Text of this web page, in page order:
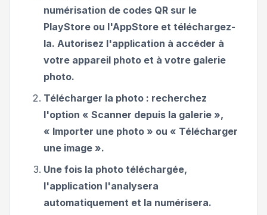
numérisation de codes QR sur le
PlayStore ou l'AppStore et téléchargez-
la. Autorisez l'application à accéder à
votre appareil photo et à votre galerie
photo.
Télécharger la photo : recherchez
l'option « Scanner depuis la galerie »,
« Importer une photo » ou « Télécharger
une image ».
Une fois la photo téléchargée,
l'application l'analysera
automatiquement et la numérisera.